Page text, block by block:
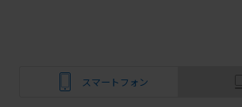
スマートフォン